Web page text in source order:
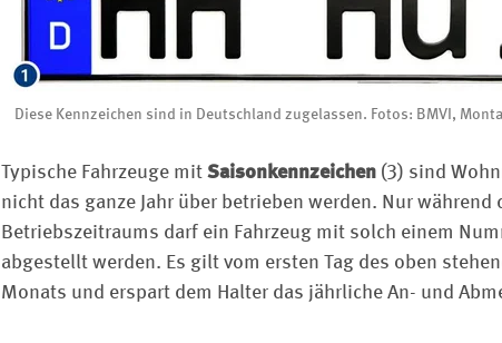
Diese Kennzeichen sind in Deutschland zugelassen. Fotos: BMVI,
Typische Fahrzeuge mit Saisonkennzeichen (3) sind
nicht das ganze Jahr über betrieben werden. Nur
Betriebszeitraums darf ein Fahrzeug mit solch einem
abgestellt werden. Es gilt vom ersten Tag des oben
Monats und erspart dem Halter das jährliche An- und